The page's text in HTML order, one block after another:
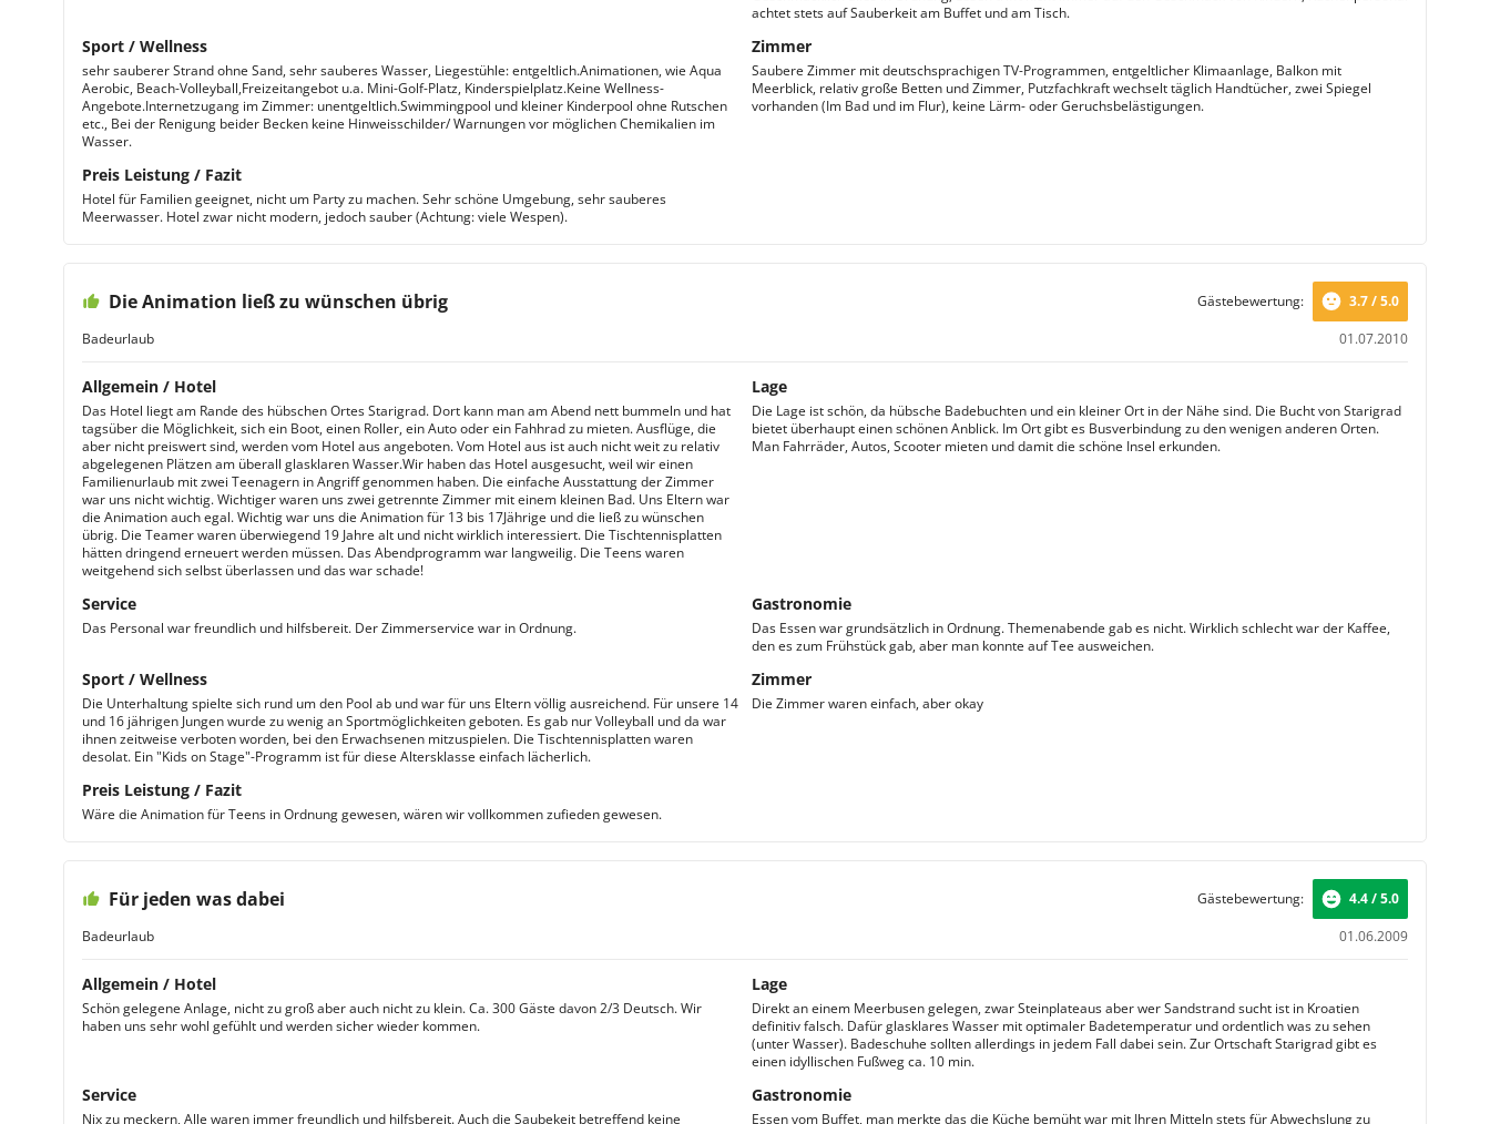
achtet stets auf Sauberkeit am Buffet und am Tisch.
Sport / Wellness
sehr sauberer Strand ohne Sand, sehr sauberes Wasser, Liegestühle: entgeltlich.Animationen, wie Aqua
Aerobic, Beach-Volleyball,Freizeitangebot u.a. Mini-Golf-Platz, Kinderspielplatz.Keine Wellness-
Angebote.Internetzugang im Zimmer: unentgeltlich.Swimmingpool und kleiner Kinderpool ohne Rutschen
etc., Bei der Renigung beider Becken keine Hinweisschilder/ Warnungen vor möglichen Chemikalien im
Wasser.
Zimmer
Saubere Zimmer mit deutschsprachigen TV-Programmen, entgeltlicher Klimaanlage, Balkon mit
Meerblick, relativ große Betten und Zimmer, Putzfachkraft wechselt täglich Handtücher, zwei Spiegel
vorhanden (Im Bad und im Flur), keine Lärm- oder Geruchsbelästigungen.
Preis Leistung / Fazit
Hotel für Familien geeignet, nicht um Party zu machen. Sehr schöne Umgebung, sehr sauberes
Meerwasser. Hotel zwar nicht modern, jedoch sauber (Achtung: viele Wespen).
Die Animation ließ zu wünschen übrig
Badeurlaub 01.07.2010
Gästebewertung: 3.7 / 5.0
Allgemein / Hotel
Das Hotel liegt am Rande des hübschen Ortes Starigrad. Dort kann man am Abend nett bummeln und hat
tagsüber die Möglichkeit, sich ein Boot, einen Roller, ein Auto oder ein Fahhrad zu mieten. Ausflüge, die
aber nicht preiswert sind, werden vom Hotel aus angeboten. Vom Hotel aus ist auch nicht weit zu relativ
abgelegenen Plätzen am überall glasklaren Wasser.Wir haben das Hotel ausgesucht, weil wir einen
Familienurlaub mit zwei Teenagern in Angriff genommen haben. Die einfache Ausstattung der Zimmer
war uns nicht wichtig. Wichtiger waren uns zwei getrennte Zimmer mit einem kleinen Bad. Uns Eltern war
die Animation auch egal. Wichtig war uns die Animation für 13 bis 17Jährige und die ließ zu wünschen
übrig. Die Teamer waren überwiegend 19 Jahre alt und nicht wirklich interessiert. Die Tischtennisplatten
hätten dringend erneuert werden müssen. Das Abendprogramm war langweilig. Die Teens waren
weitgehend sich selbst überlassen und das war schade!
Lage
Die Lage ist schön, da hübsche Badebuchten und ein kleiner Ort in der Nähe sind. Die Bucht von Starigrad
bietet überhaupt einen schönen Anblick. Im Ort gibt es Busverbindung zu den wenigen anderen Orten.
Man Fahrräder, Autos, Scooter mieten und damit die schöne Insel erkunden.
Service
Das Personal war freundlich und hilfsbereit. Der Zimmerservice war in Ordnung.
Gastronomie
Das Essen war grundsätzlich in Ordnung. Themenabende gab es nicht. Wirklich schlecht war der Kaffee,
den es zum Frühstück gab, aber man konnte auf Tee ausweichen.
Sport / Wellness
Die Unterhaltung spielte sich rund um den Pool ab und war für uns Eltern völlig ausreichend. Für unsere 14
und 16 jährigen Jungen wurde zu wenig an Sportmöglichkeiten geboten. Es gab nur Volleyball und da war
ihnen zeitweise verboten worden, bei den Erwachsenen mitzuspielen. Die Tischtennisplatten waren
desolat. Ein "Kids on Stage"-Programm ist für diese Altersklasse einfach lächerlich.
Zimmer
Die Zimmer waren einfach, aber okay
Preis Leistung / Fazit
Wäre die Animation für Teens in Ordnung gewesen, wären wir vollkommen zufieden gewesen.
Für jeden was dabei
Badeurlaub 01.06.2009
Gästebewertung: 4.4 / 5.0
Allgemein / Hotel
Schön gelegene Anlage, nicht zu groß aber auch nicht zu klein. Ca. 300 Gäste davon 2/3 Deutsch. Wir
haben uns sehr wohl gefühlt und werden sicher wieder kommen.
Lage
Direkt an einem Meerbusen gelegen, zwar Steinplateaus aber wer Sandstrand sucht ist in Kroatien
definitiv falsch. Dafür glasklares Wasser mit optimaler Badetemperatur und ordentlich was zu sehen
(unter Wasser). Badeschuhe sollten allerdings in jedem Fall dabei sein. Zur Ortschaft Starigrad gibt es
einen idyllischen Fußweg ca. 10 min.
Service
Nix zu meckern, Alle waren immer freundlich und hilfsbereit. Auch die Saubekeit betreffend keine
Gastronomie
Essen vom Buffet, man merkte das die Küche bemüht war mit Ihren Mitteln stets für Abwechslung zu